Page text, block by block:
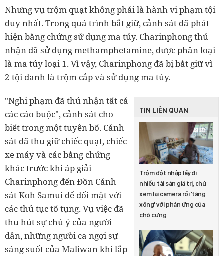
Nhưng vụ trộm quạt không phải là hành vi phạm tội
duy nhất. Trong quá trình bắt giữ, cảnh sát đã phát
hiện bằng chứng sử dụng ma túy. Charinphong thú
nhận đã sử dụng methamphetamine, được phân loại
là ma túy loại 1. Vì vậy, Charinphong đã bị bắt giữ vì
2 tội danh là trộm cắp và sử dụng ma túy.
TIN LIÊN QUAN
Trộm đột nhập lấy đi
nhiều tài sản giá trị, chủ
xem lại camera rồi 'tăng
xông' với phản ứng của
chó cưng
"Nghi phạm đã thú nhận tất cả
các cáo buộc", cảnh sát cho
biết trong một tuyên bố. Cảnh
sát đã thu giữ chiếc quạt, chiếc
xe máy và các bằng chứng
khác trước khi áp giải
Charinphong đến Đồn Cảnh
sát Koh Samui để đối mặt với
các thủ tục tố tụng. Vụ việc đã
thu hút sự chú ý của người
dân, những người ca ngợi sự
sáng suốt của Maliwan khi lắp